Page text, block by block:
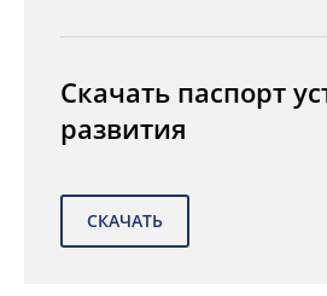
Скачать паспорт
развития